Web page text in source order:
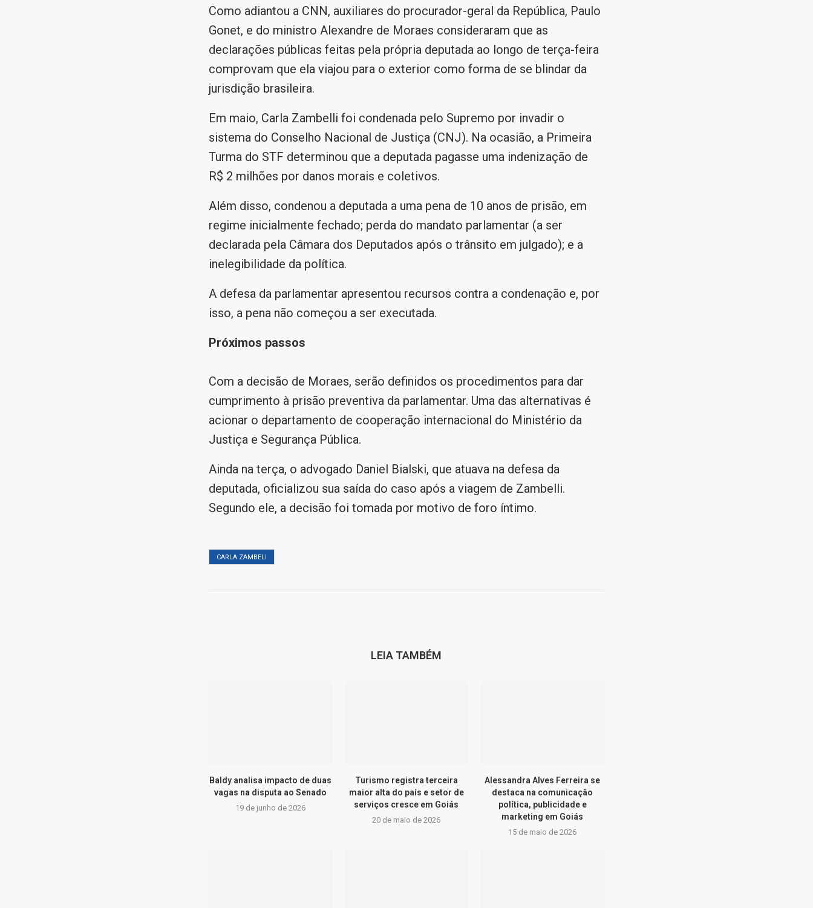
Como adiantou a CNN, auxiliares do procurador-geral da República, Paulo
Gonet, e do ministro Alexandre de Moraes consideraram que as
declarações públicas feitas pela própria deputada ao longo de terça-feira
comprovam que ela viajou para o exterior como forma de se blindar da
jurisdição brasileira.
Em maio, Carla Zambelli foi condenada pelo Supremo por invadir o
sistema do Conselho Nacional de Justiça (CNJ). Na ocasião, a Primeira
Turma do STF determinou que a deputada pagasse uma indenização de
R$ 2 milhões por danos morais e coletivos.
Além disso, condenou a deputada a uma pena de 10 anos de prisão, em
regime inicialmente fechado; perda do mandato parlamentar (a ser
declarada pela Câmara dos Deputados após o trânsito em julgado); e a
inelegibilidade da política.
A defesa da parlamentar apresentou recursos contra a condenação e, por
isso, a pena não começou a ser executada.
Próximos passos
Com a decisão de Moraes, serão definidos os procedimentos para dar
cumprimento à prisão preventiva da parlamentar. Uma das alternativas é
acionar o departamento de cooperação internacional do Ministério da
Justiça e Segurança Pública.
Ainda na terça, o advogado Daniel Bialski, que atuava na defesa da
deputada, oficializou sua saída do caso após a viagem de Zambelli.
Segundo ele, a decisão foi tomada por motivo de foro íntimo.
CARLA ZAMBELI
LEIA TAMBÉM
Baldy analisa impacto de duas
vagas na disputa ao Senado
19 de junho de 2026
Turismo registra terceira
maior alta do país e setor de
serviços cresce em Goiás
20 de maio de 2026
Alessandra Alves Ferreira se
destaca na comunicação
política, publicidade e
marketing em Goiás
15 de maio de 2026